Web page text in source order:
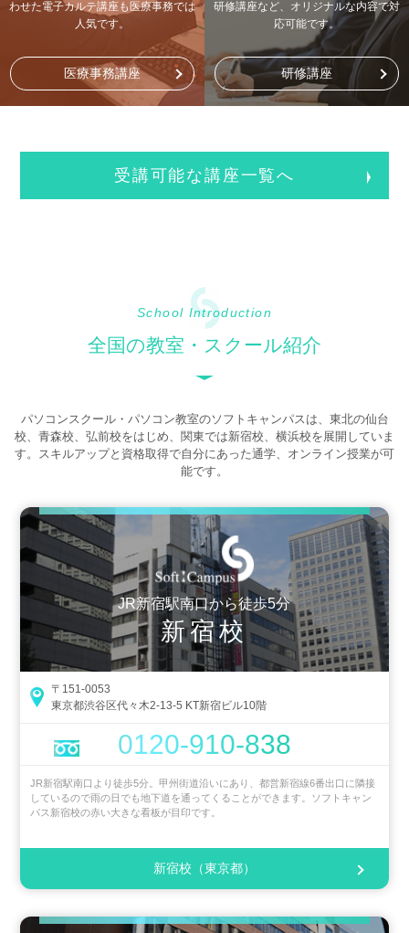
わせた電子カルテ講座も医療事務では
人気です。
医療事務講座
研修講座など、オリジナルな内容で対
応可能です。
研修講座
受講可能な講座一覧へ
School Introduction
全国の教室・スクール紹介
パソコンスクール・パソコン教室のソフトキャンパスは、東北の仙台
校、青森校、弘前校をはじめ、関東では新宿校、横浜校を展開していま
す。スキルアップと資格取得で自分にあった通学、オンライン授業が可
能です。
JR新宿駅南口から徒歩5分
新宿校
〒151-0053
東京都渋谷区代々木2-13-5 KT新宿ビル10階
0120-910-838
JR新宿駅南口より徒歩5分。甲州街道沿いにあり、都営新宿線6番出口に隣接
しているので雨の日でも地下道を通ってくることができます。ソフトキャン
パス新宿校の赤い大きな看板が目印です。
新宿校（東京都）